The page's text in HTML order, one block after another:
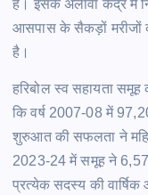
है। इसके अलावा केंद्र में
आसपास के सैकड़ों मरीजों का
है।
हरिबोल स्व सहायता
कि वर्ष 2007-08 में
शुरुआत की सफलता ने
2023-24 में समूह ने
प्रत्येक सदस्य की